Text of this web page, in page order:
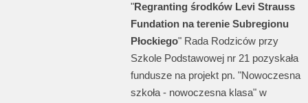
"Regranting środków Levi Strauss
Fundation na terenie Subregionu
Płockiego" Rada Rodziców przy
Szkole Podstawowej nr 21 pozyskała
fundusze na projekt pn. "Nowoczesna
szkoła - nowoczesna klasa" w